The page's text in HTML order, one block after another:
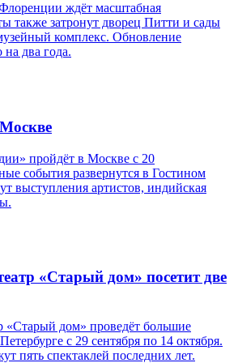
ждёт масштабная
также затронут дворец Питти и сады
комплекс. Обновление
два года.
пройдёт в Москве с 20
события развернутся в Гостином
выступления артистов, индийская
«Старый дом» посетит две
«Старый дом» проведёт большие
с 29 сентября по 14 октября.
пять спектаклей последних лет.